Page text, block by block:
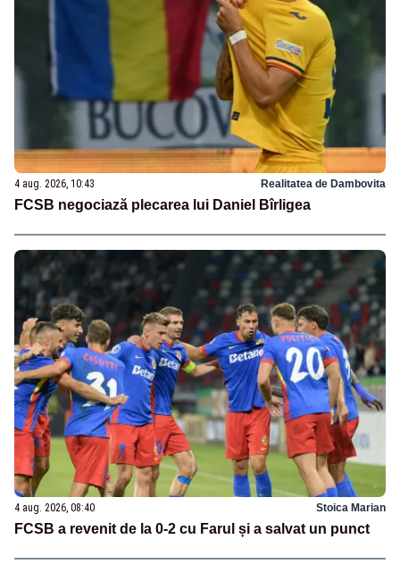
4 aug. 2026, 10:43 Realitatea de Dambovita
FCSB negociază plecarea lui Daniel Bîrligea
4 aug. 2026, 08:40 Stoica Marian
FCSB a revenit de la 0-2 cu Farul și a salvat un punct